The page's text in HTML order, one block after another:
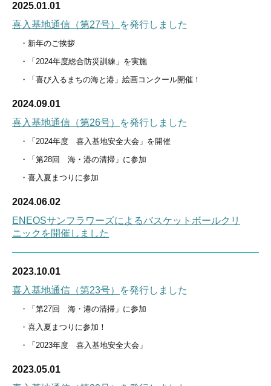
2025.01.01
喜入基地通信（第27号）
を発行しました
・新年のご挨拶
・「2024年度総合防災訓練」を実施
・「喜び入るまちの海と港」絵画コンクール開催！
2024.09.01
喜入基地通信（第26号）
を発行しました
・「2024年度 喜入基地安全大会」を開催
・「第28回 海・港の清掃」に参加
・喜入夏まつりに参加
2024.06.02
ENEOSサンフラワーズによるバスケットボールクリ
ニックを開催しました
2023.10.01
喜入基地通信（第23号）
を発行しました
・「第27回 海・港の清掃」に参加
・喜入夏まつりに参加！
・「2023年度 喜入基地安全大会」
2023.05.01